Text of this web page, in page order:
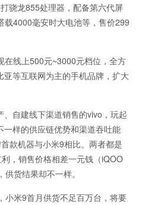
骁龙855处理器，配备第六代屏
载4000毫安时大电池等，售价299
在线上500元~3000元档位，全方
等互联网为主的手机品牌，扩大
自建线下渠道销售的vivo，玩起
样的供应链优势和渠道吞吐能
款机器与小米9相比。两者都是
，销售价格相差一元钱（iQOO
货结果却不一样。
小米9首月供货不足百万台，将要